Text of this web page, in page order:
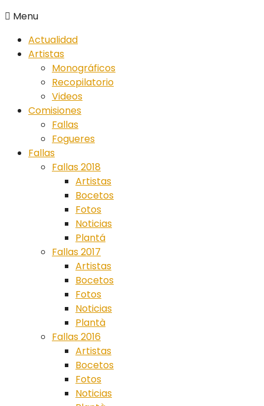
Menu
Actualidad
Artistas
Monográficos
Recopilatorio
Videos
Comisiones
Fallas
Fogueres
Fallas
Fallas 2018
Artistas
Bocetos
Fotos
Noticias
Plantá
Fallas 2017
Artistas
Bocetos
Fotos
Noticias
Plantà
Fallas 2016
Artistas
Bocetos
Fotos
Noticias